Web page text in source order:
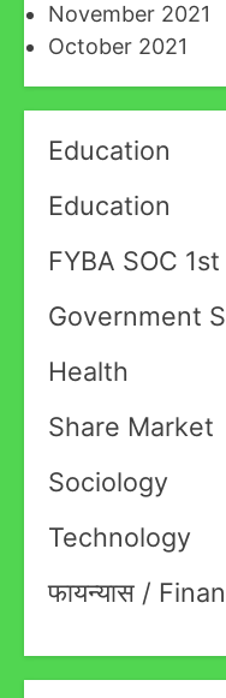
November 2021
October 2021
Education
Education
FYBA SOC
Government
Health
Share Market
Sociology
Technology
फायन्यास /